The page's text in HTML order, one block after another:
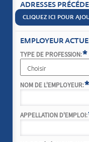
ADRESSES
CLIQUEZ ICI POUR
EMPLOYEUR
TYPE DE PROFESSION:*
NOM DE L'EMPLOYEUR:*
APPELLATION D'EMPLOI: